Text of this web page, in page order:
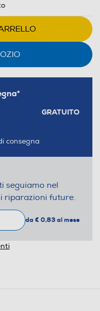
GRATUITO
consegna
seguiamo nel
riparazioni future.
da € 0,83 al mese